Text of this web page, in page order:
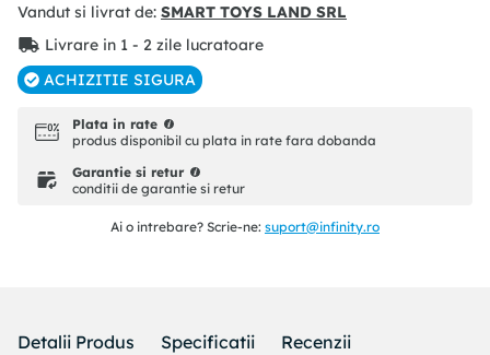
Vandut si livrat de: SMART TOYS LAND SRL
Livrare in 1 - 2 zile lucratoare
ACHIZITIE SIGURA
Plata in rate
produs disponibil cu plata in rate fara dobanda
Garantie si retur
conditii de garantie si retur
Ai o intrebare? Scrie-ne: suport@infinity.ro
Detalii Produs Specificatii Recenzii